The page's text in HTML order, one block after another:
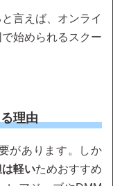
言えば、オンライ
始められるスクー
理由
があります。しか
軽いためおすすめ